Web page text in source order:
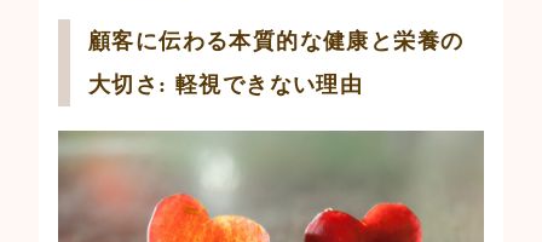
顧客に伝わる本質的な健康と栄養の
大切さ: 軽視できない理由